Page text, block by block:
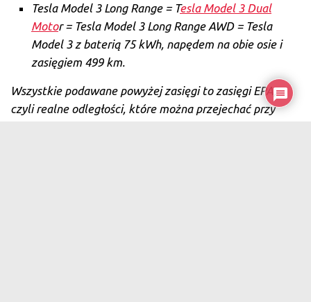
Tesla Model 3 Long Range = Tesla Model 3 Dual
Motor = Tesla Model 3 Long Range AWD = Tesla
Model 3 z baterią 75 kWh, napędem na obie osie i
zasięgiem 499 km.
Wszystkie podawane powyżej zasięgi to zasięgi EPA,
czyli realne odległości, które można przejechać przy